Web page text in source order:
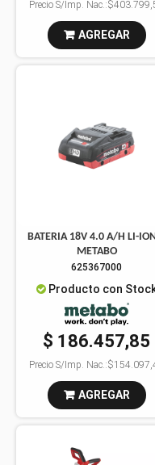
Precio S/Imp. Nac.:
AGREGAR
BATERIA 18V 4.0 A/H LI-
METABO
625367000
Producto con
$ 186.457,85
Precio S/Imp. Nac.:
AGREGAR